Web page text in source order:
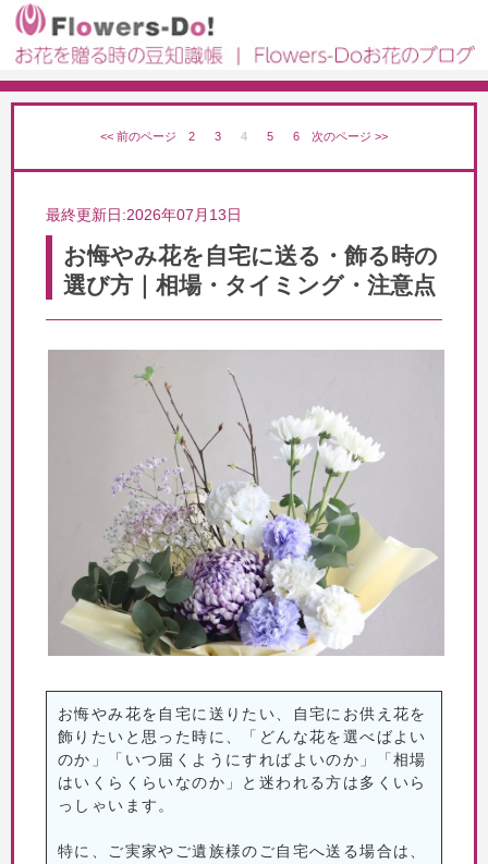
<< 前のページ 2 3 4 5 6 次のページ >>
最終更新日:2026年07月13日
お悔やみ花を自宅に送る・飾る時の
選び方｜相場・タイミング・注意点
お悔やみ花を自宅に送りたい、自宅にお供え花を
飾りたいと思った時に、「どんな花を選べばよい
のか」「いつ届くようにすればよいのか」「相場
はいくらくらいなのか」と迷われる方は多くいら
っしゃいます。
特に、ご実家やご遺族様のご自宅へ送る場合は、